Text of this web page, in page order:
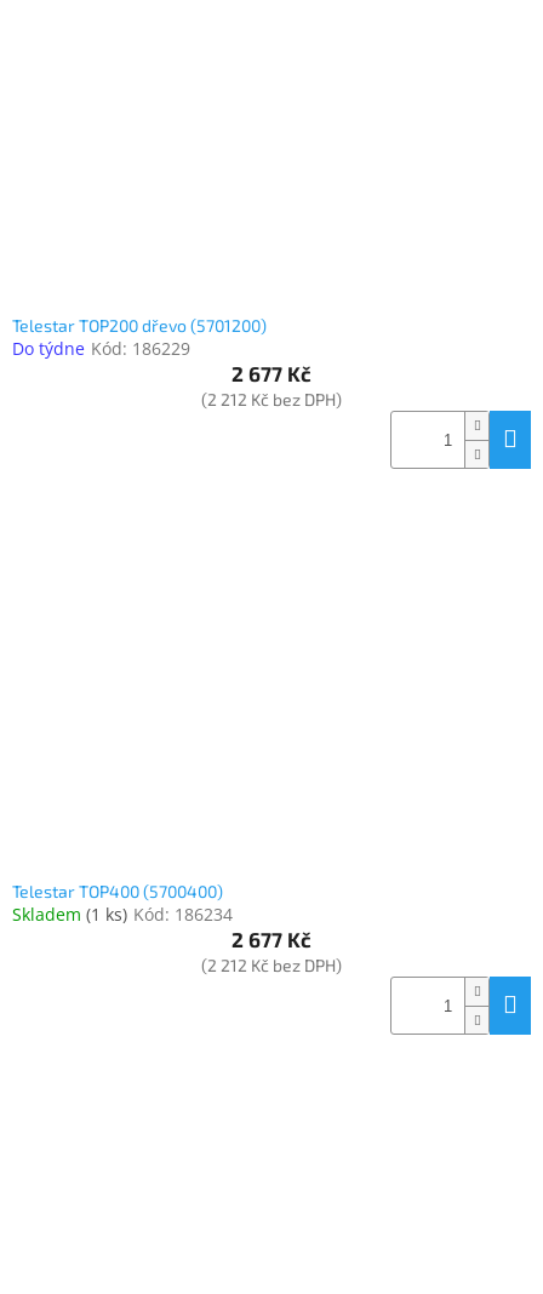
Telestar TOP200 dřevo (5701200)
Do týdne Kód: 186229
2 677 Kč
(2 212 Kč bez DPH)
Telestar TOP400 (5700400)
Skladem (1 ks) Kód: 186234
2 677 Kč
(2 212 Kč bez DPH)